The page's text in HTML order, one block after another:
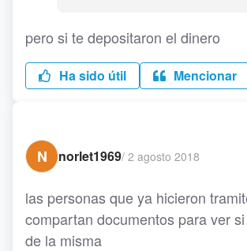
pero si te depositaron el dinero
Ha sido útil Mencionar
N
norlet1969/ 2 agosto 2018
las personas que ya hicieron
compartan documentos para ver
de la misma